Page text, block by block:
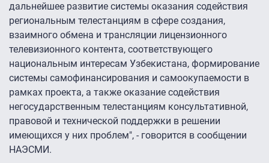
дальнейшее развитие системы оказания содействия
региональным телестанциям в сфере создания,
взаимного обмена и трансляции лицензионного
телевизионного контента, соответствующего
национальным интересам Узбекистана, формирование
системы самофинансирования и самоокупаемости в
рамках проекта, а также оказание содействия
негосударственным телестанциям консультативной,
правовой и технической поддержки в решении
имеющихся у них проблем", - говорится в сообщении
НАЭСМИ.